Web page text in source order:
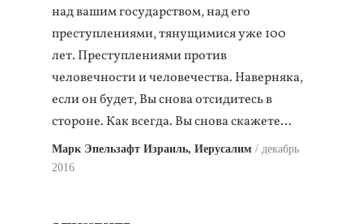
над вашим государством, над его
преступлениями, тянущимися уже 100
лет. Преступлениями против
человечности и человечества. Наверняка,
если он будет, Вы снова отсидитесь в
стороне. Как всегда. Вы снова скажете…
Марк Эпельзафт Израиль, Иерусалим
декабрь
2016